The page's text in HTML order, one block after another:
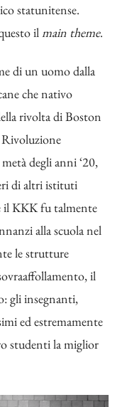
statunitense.
ilmain theme.
di un uomo dalla
che nativo
rivolta di Boston
Rivoluzione
degli anni ‘20,
di altri istituti
il KKK fu talmente
alla scuola nel
le strutture
il
gli insegnanti,
ed estremamente
studenti la miglior